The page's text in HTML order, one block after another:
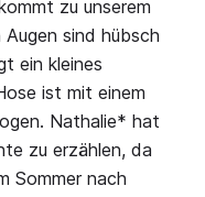
zu unserem
sind hübsch
ein kleines
ist mit einem
Nathalie* hat
zu erzählen, da
Sommer nach